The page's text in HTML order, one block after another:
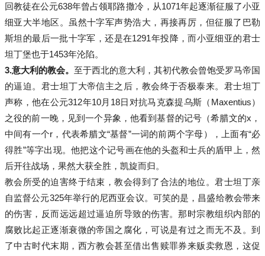
回教徒在公元638年曾占领耶路撒冷，从1071年起逐渐征服了小亚
细亚大半地区。虽然十字军声势浩大，再接再厉，但征服了巴勒
斯坦的最后一批十字军，还是在1291年投降，而小亚细亚的君士
坦丁堡也于1453年沦陷。
3.意大利的教会。 至于西北的意大利，其初代教会曾饱受罗马帝国
的逼迫。君士坦丁大帝信主之后，教会终于否极泰来。君士坦丁
声称，他在公元312年10月18日对抗马克森提乌斯（Maxentius）
之役的前一晚，见到一个异象，他看到基督的记号（希腊文的x，
中间有一个r，代表希腊文“基督”一词的前两个字母），上面有“必
得胜”等字出现。他把这个记号画在他的头盔和士兵的盾甲上，然
后开往战场，果然大获全胜，凯旋而归。
教会所受的迫害终于结束，教会得到了合法的地位。君士坦丁亲
自监督公元325年举行的尼西亚会议。可笑的是，昌盛给教会带来
的伤害，反而远远超过逼迫所导致的伤害。那时宗教组织内部的
腐败比起正逐渐衰微的帝国之腐化，可说是有过之而无不及。到
了中古时代末期，西方教会甚至借出售赎罪券来贩卖救恩，这促